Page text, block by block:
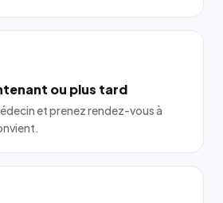
ou plus tard
et prenez rendez-vous à